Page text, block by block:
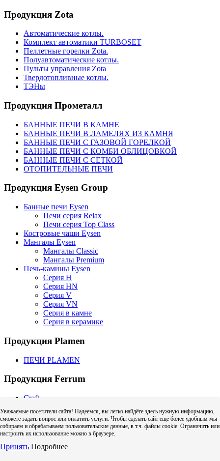
Продукция Zota
Автоматические котлы.
Комплект автоматики TURBOSET
Пеллетные горелки Zota.
Полуавтоматические котлы.
Пульты управления Zota
Твердотопливные котлы.
ТЭНы
Продукция Прометалл
БАННЫЕ ПЕЧИ В КАМНЕ
БАННЫЕ ПЕЧИ В ЛАМЕЛЯХ ИЗ КАМНЯ
БАННЫЕ ПЕЧИ С ГАЗОВОЙ ГОРЕЛКОЙ
БАННЫЕ ПЕЧИ С КОМБИ ОБЛИЦОВКОЙ
БАННЫЕ ПЕЧИ С СЕТКОЙ
ОТОПИТЕЛЬНЫЕ ПЕЧИ
Продукция Eysen Group
Банные печи Eysen
Печи серия Relax
Печи серия Top Class
Костровые чаши Eysen
Мангалы Eysen
Мангалы Classic
Мангалы Premium
Печь-камины Eysen
Серия H
Серия HN
Серия V
Серия VN
Серия в камне
Серия в керамике
Продукция Plamen
ПЕЧИ PLAMEN
Продукция Ferrum
Craft
CRAFT HF | HF-50 (для твердого топлива)
Craft HF (одностенный дымоход)
Адаптер котла Craft
Уважаемые посетители сайта! Надеемся, вы легко найдёте здесь нужную информацию,
сможете задать вопрос или оплатить услуги. Чтобы сделать сайт ещё более удобным мы
собираем и обрабатываем пользовательские данные, в т.ч. файлы cookie. Ограничить или
настроить их использование можно в браузере.
Принять Подробнее